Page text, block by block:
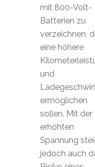
mit 800-Volt-
Batterien zu
verzeichnen,
eine höhere
und
ermöglichen
sollen. Mit der
erhöhten
Spannung
jedoch auch